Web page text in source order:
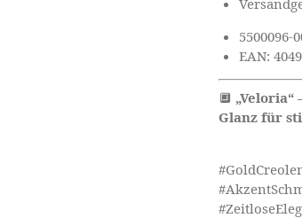
5500096-
EAN:
🔲
Glanz für